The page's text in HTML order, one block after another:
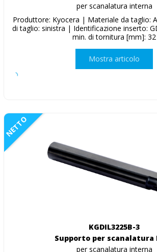
per scanalatura interna
Produttore: Kyocera | Materiale da taglio:
di taglio: sinistra | Identificazione inserto:
min. di tornitura [mm]: 32
Mostra articolo
NETTO
KGDIL3225B-3
Supporto per scanalatura
per scanalatura interna